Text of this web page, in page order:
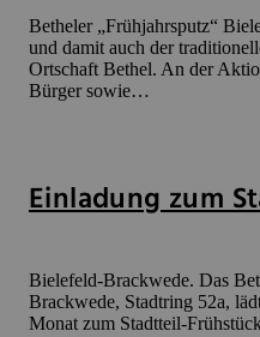
Betheler „Frühjahrsputz“
und damit auch der
Ortschaft Bethel. An der
Bürger sowie…
Einladung zum
Bielefeld-Brackwede. Das
Brackwede, Stadtring 52a,
Monat zum Stadtteil-